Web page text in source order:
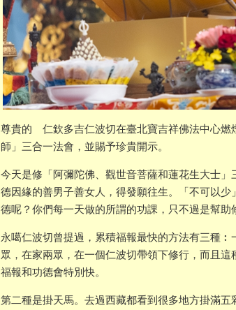
尊貴的 仁欽多吉仁波切在臺北寶吉祥佛法中心燃
師」三合一法會，並賜予珍貴開示。
今天是修「阿彌陀佛、觀世音菩薩和蓮花生大士
德因緣的善男子善女人，得發願往生。「不可以
德呢？你們每一天做的所謂的功課，只不過是幫助
永噶仁波切曾提過，累積福報最快的方法有三種
眾，在家兩眾，在一個仁波切帶領下修行，而且
福報和功德會特別快。
第二種是掛天馬。去過西藏都看到很多地方掛滿